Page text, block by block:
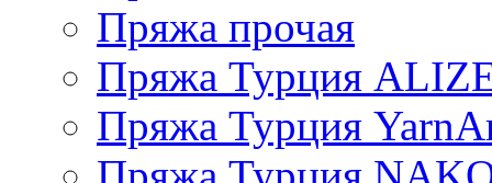
Пряжа прочая
Пряжа Турция
Пряжа Турция